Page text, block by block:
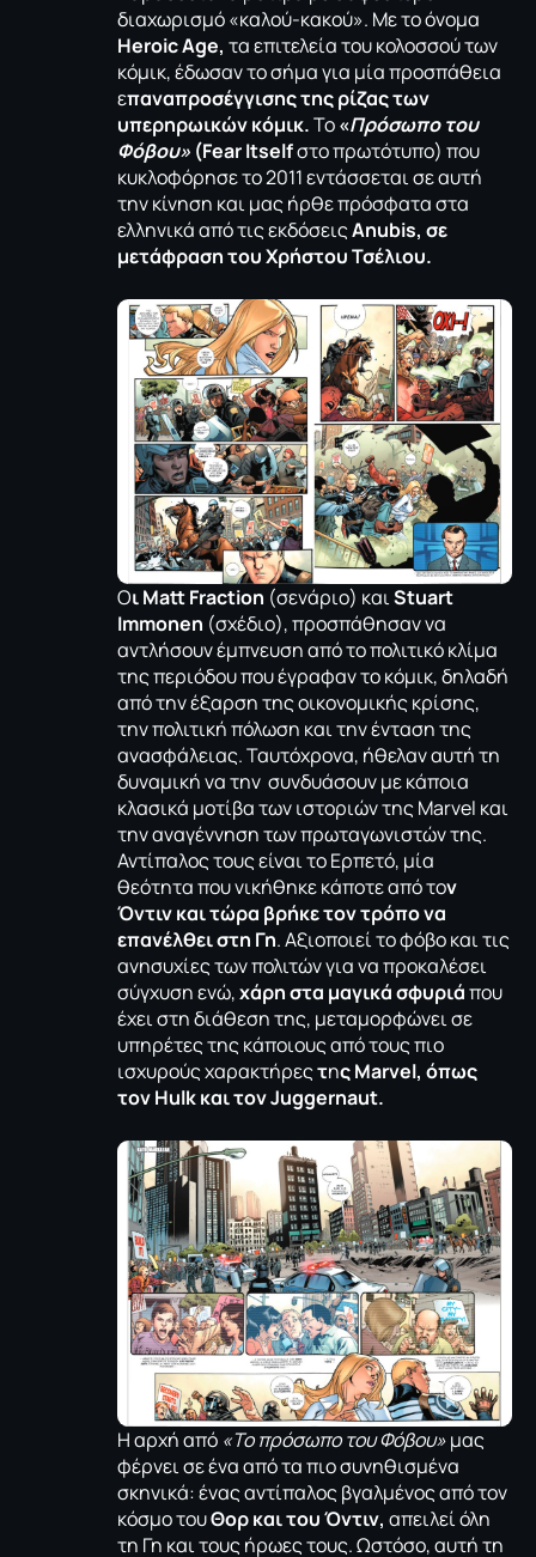
διαχωρισμό «καλού-κακού». Με το όνομα
Heroic Age, τα επιτελεία του κολοσσού των
κόμικ, έδωσαν το σήμα για μία προσπάθεια
επαναπροσέγγισης της ρίζας των
υπερηρωικών κόμικ.Το«Πρόσωπο του
Φόβου» (Fear Itselfστο πρωτότυπο) που
κυκλοφόρησε το 2011 εντάσσεται σε αυτή
την κίνηση και μας ήρθε πρόσφατα στα
ελληνικά από τις εκδόσειςAnubis, σε
μετάφραση του Xρήστου Τσέλιου.
Οι Matt Fraction (σενάριο) καιStuart
Immonen (σχέδιο), προσπάθησαν να
αντλήσουν έμπνευση από το πολιτικό κλίμα
της περιόδου που έγραφαν το κόμικ, δηλαδή
από την έξαρση της οικονομικής κρίσης,
την πολιτική πόλωση και την ένταση της
ανασφάλειας. Ταυτόχρονα, ήθελαν αυτή τη
δυναμική να την συνδυάσουν με κάποια
κλασικά μοτίβα των ιστοριών της Marvel και
την αναγέννηση των πρωταγωνιστών της.
Αντίπαλος τους είναι το Ερπετό, μία
θεότητα που νικήθηκε κάποτε από τον
Όντιν και τώρα βρήκε τον τρόπο να
επανέλθει στη Γη. Αξιοποιεί το φόβο και τις
ανησυχίες των πολιτών για να προκαλέσει
σύγχυση ενώ,χάρη στα μαγικά σφυριάπου
έχει στη διάθεση της, μεταμορφώνει σε
υπηρέτες της κάποιους από τους πιο
ισχυρούς χαρακτήρεςτης Marvel, όπως
τον Hulk και τον Juggernaut.
Η αρχή από «Το πρόσωπο του Φόβου»μας
φέρνει σε ένα από τα πιο συνηθισμένα
σκηνικά: ένας αντίπαλος βγαλμένος από τον
κόσμο τουΘορ και του Όντιν, απειλεί όλη
τη Γη και τους ήρωες τους. Ωστόσο, αυτή τη